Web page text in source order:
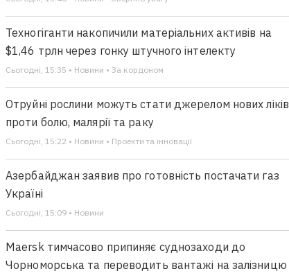
Техногіганти накопичили матеріальних активів на
$1,46 трлн через гонку штучного інтелекту
Сьогодні, 15:35 • Новини • За кордоном
Отруйні рослини можуть стати джерелом нових ліків
проти болю, малярії та раку
Сьогодні, 15:22 • Новини • Проекти та інновації
Азербайджан заявив про готовність постачати газ
Україні
Сьогодні, 15:09 • Новини
Maersk тимчасово припиняє суднозаходи до
Чорноморська та переводить вантажі на залізницю